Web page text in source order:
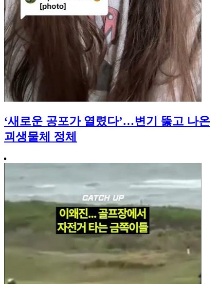
‘새로운 공포가 열렸다’…변기 뚫고 나온
괴생물체 정체